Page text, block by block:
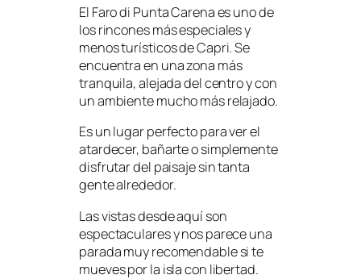
El Faro di Punta Carena es uno de
los rincones más especiales y
menos turísticos de Capri. Se
encuentra en una zona más
tranquila, alejada del centro y con
un ambiente mucho más relajado.
Es un lugar perfecto para ver el
atardecer, bañarte o simplemente
disfrutar del paisaje sin tanta
gente alrededor.
Las vistas desde aquí son
espectaculares y nos parece una
parada muy recomendable si te
mueves por la isla con libertad.